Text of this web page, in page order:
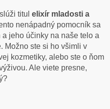
titul elixír mladosti a
nenápadný pomocník sa
jeho účinky na naše telo a
Možno ste si ho všimli v
kozmetiky, alebo ste o ňom
Ale viete presne,